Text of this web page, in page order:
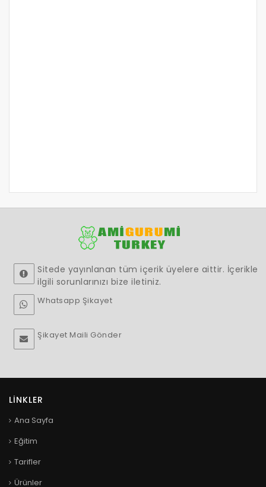
Sitede yayınlanan tüm içerik üyelere aittir. İçerikle
ilgili sorunlarınızı bize iletiniz.
Whatsapp Şikayet
Şikayet Maili Gönder
LINKLER
Ana Sayfa
Eğitim
Tarifler
Ürünler